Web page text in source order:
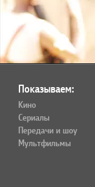
Показываем:
Кино
Сериалы
Передачи и шоу
Мультфильмы